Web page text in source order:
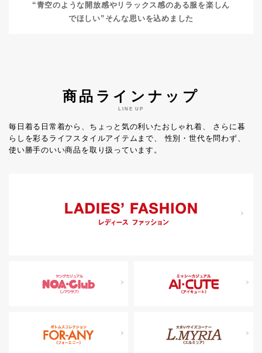
“青空のような開放感やリラックス感のある服を楽しん
でほしい” そんな思いを込めました
商品ラインナップ
LINE UP
毎日着る日常着から、ちょっと気の利いたおしゃれ着、
さらに暮
らしを彩るライフスタイルアイテムまで、
性別・世代を問わず、
使い勝手のいい商品を取り扱っています。